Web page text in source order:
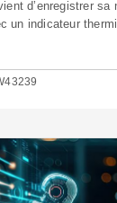
d’enregistrer sa
un indicateur